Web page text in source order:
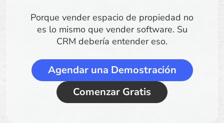
Porque vender espacio de propiedad no
es lo mismo que vender software. Su
CRM debería entender eso.
Agendar una Demostración
Comenzar Gratis